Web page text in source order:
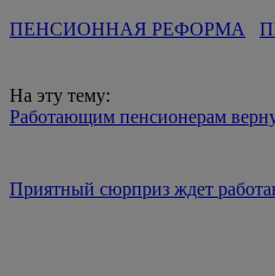
ПЕНСИОННАЯ РЕФОРМА
На эту тему:
Работающим пенсионерам
Приятный сюрприз ждет